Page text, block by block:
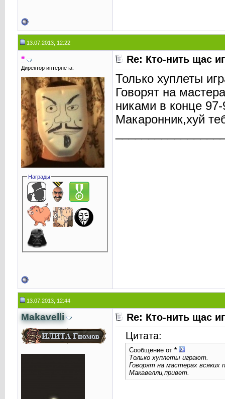
13.07.2013, 12:22
*
Директор интернета.
Награды
Re: Кто-нить щас
Только хуплеты
Говорят на
никами в конце 97-
Макаронник,хуй
13.07.2013, 12:44
Makavelli
Re: Кто-нить щас
Цитата:
Сообщение от *
Только хуплеты играют.
Говорят на мастерах всяких
Макавелли,привет.